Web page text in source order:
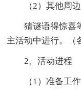
（2）其他周
猜谜语得惊喜
主活动中进行。（
2、活动进程
（1）准备工作